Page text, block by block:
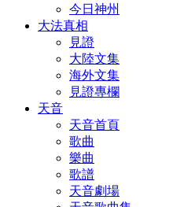
今日神州
大法真相
見證
大陸文集
海外文集
見證專欄
天音
天音首頁
歌曲
樂曲
歌譜
天音劇場